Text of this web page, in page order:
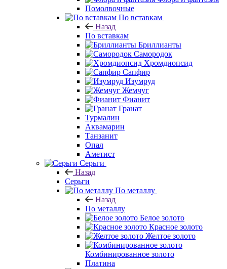
Помолвочные
По вставкам
Назад
По вставкам
Бриллианты
Самородок
Хромдиопсид
Сапфир
Изумруд
Жемчуг
Фианит
Гранат
Турмалин
Аквамарин
Танзанит
Опал
Аметист
Серьги
Назад
Серьги
По металлу
Назад
По металлу
Белое золото
Красное золото
Желтое золото
Комбинированное золото
Платина